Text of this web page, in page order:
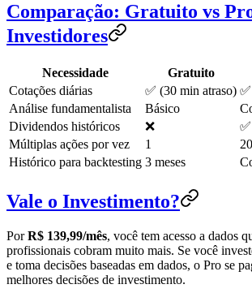
Comparação: Gratuito vs
Investidores
Necessidade Gratuito
Cotações diárias
✅ (30 min atraso)
Análise fundamentalista
Básico
Dividendos históricos
❌
✅
Múltiplas ações por vez
1
20
Histórico para backtesting 3 meses
Vale o Investimento?
PorR$ 139,99/mês, você tem acesso a dados
profissionais cobram muito mais. Se você
e toma decisões baseadas em dados, o Pro se
melhores decisões de investimento.